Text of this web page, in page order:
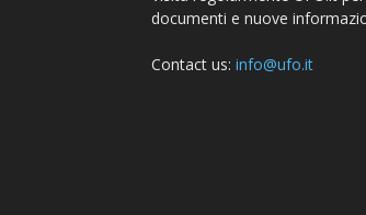
documenti e nuove
Contact us: info@ufo.it